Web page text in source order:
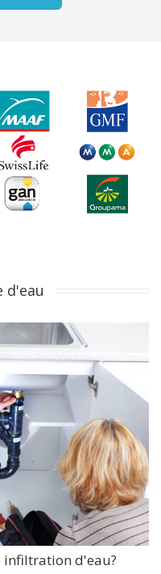
d'eau
infiltration d'eau?